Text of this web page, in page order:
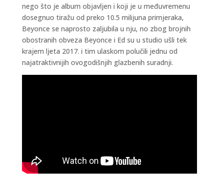
nego što je album objavljen i koji je u međuvremenu
dosegnuo tiražu od preko 10.5 milijuna primjeraka,
Beyonce se naprosto zaljubila u nju, no zbog brojnih
obostranih obveza Beyonce i Ed su u studio ušli tek
krajem ljeta 2017. i tim ulaskom polučili jednu od
najatraktivnijih ovogodišnjih glazbenih suradnji.